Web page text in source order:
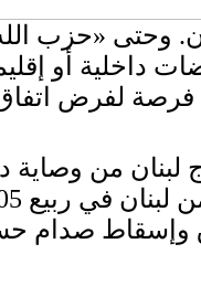
أميركي وأوروبي
اعتراضات داخلية
لبنان من